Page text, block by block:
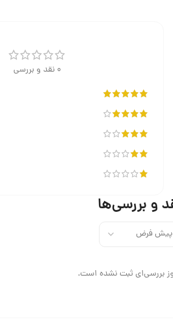
0 نقد و بررسی
و بررسی‌ها
بررسی‌ای ثبت نشده است.